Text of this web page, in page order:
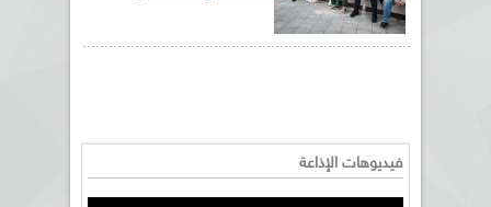
فيديوهات الإذاعة